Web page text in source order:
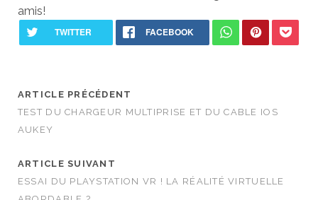
amis!
ARTICLE PRÉCÉDENT
TEST DU CHARGEUR MULTIPRISE ET DU CABLE IOS
AUKEY
ARTICLE SUIVANT
ESSAI DU PLAYSTATION VR ! LA RÉALITÉ VIRTUELLE